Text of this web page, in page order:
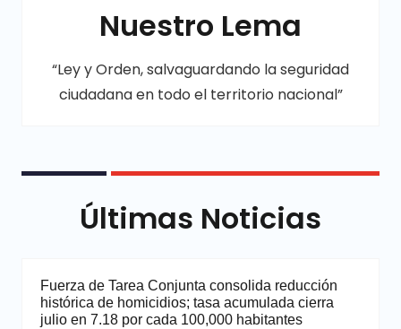
Nuestro Lema
“Ley y Orden, salvaguardando la seguridad
ciudadana en todo el territorio nacional”
Últimas Noticias
Fuerza de Tarea Conjunta consolida reducción
histórica de homicidios; tasa acumulada cierra
julio en 7.18 por cada 100,000 habitantes